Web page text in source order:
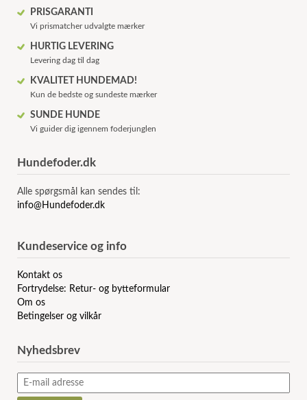
PRISGARANTI
Vi prismatcher udvalgte mærker
HURTIG LEVERING
Levering dag til dag
KVALITET HUNDEMAD!
Kun de bedste og sundeste mærker
SUNDE HUNDE
Vi guider dig igennem foderjunglen
Hundefoder.dk
Alle spørgsmål kan sendes til:
info@Hundefoder.dk
Kundeservice og info
Kontakt os
Fortrydelse: Retur- og bytteformular
Om os
Betingelser og vilkår
Nyhedsbrev